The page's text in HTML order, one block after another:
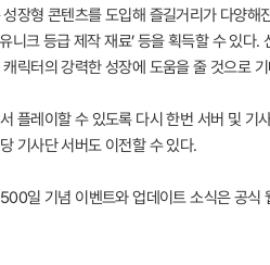
장형 콘텐츠를 도입해 즐길거리가 다양해
유니크 등급 제작 재료’ 등을 획득할 수 있
릭터의 강력한 성장에 도움을 줄 것으로
플레이할 수 있도록 다시 한번 서버 및
기사단 서버도 이전할 수 있다.
일 기념 이벤트와 업데이트 소식은 공식